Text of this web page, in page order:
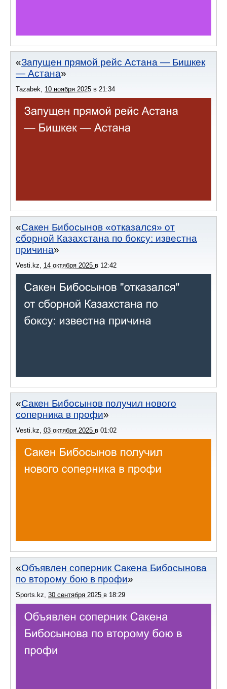
Запущен прямой рейс Астана — Бишкек
— Астана
Tazabek 10 ноября 2025 в 21:34
Сакен Бибосынов «отказался» от
сборной Казахстана по боксу: известна
причина
Vesti.kz 14 октября 2025 в 12:42
Сакен Бибосынов получил нового
соперника в профи
Vesti.kz 03 октября 2025 в 01:02
Объявлен соперник Сакена Бибосынова
по второму бою в профи
Sports.kz, 30 сентября 2025 в 18:29